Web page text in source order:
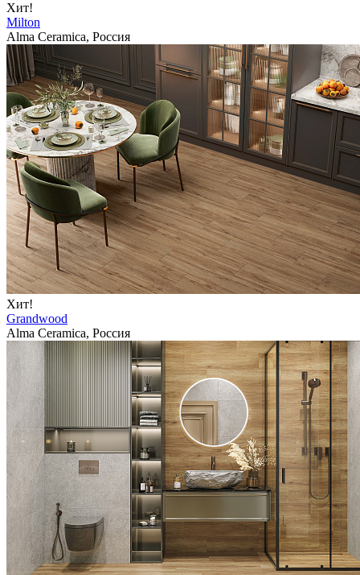
Хит!
Milton
Alma Ceramica, Россия
Хит!
Grandwood
Alma Ceramica, Россия